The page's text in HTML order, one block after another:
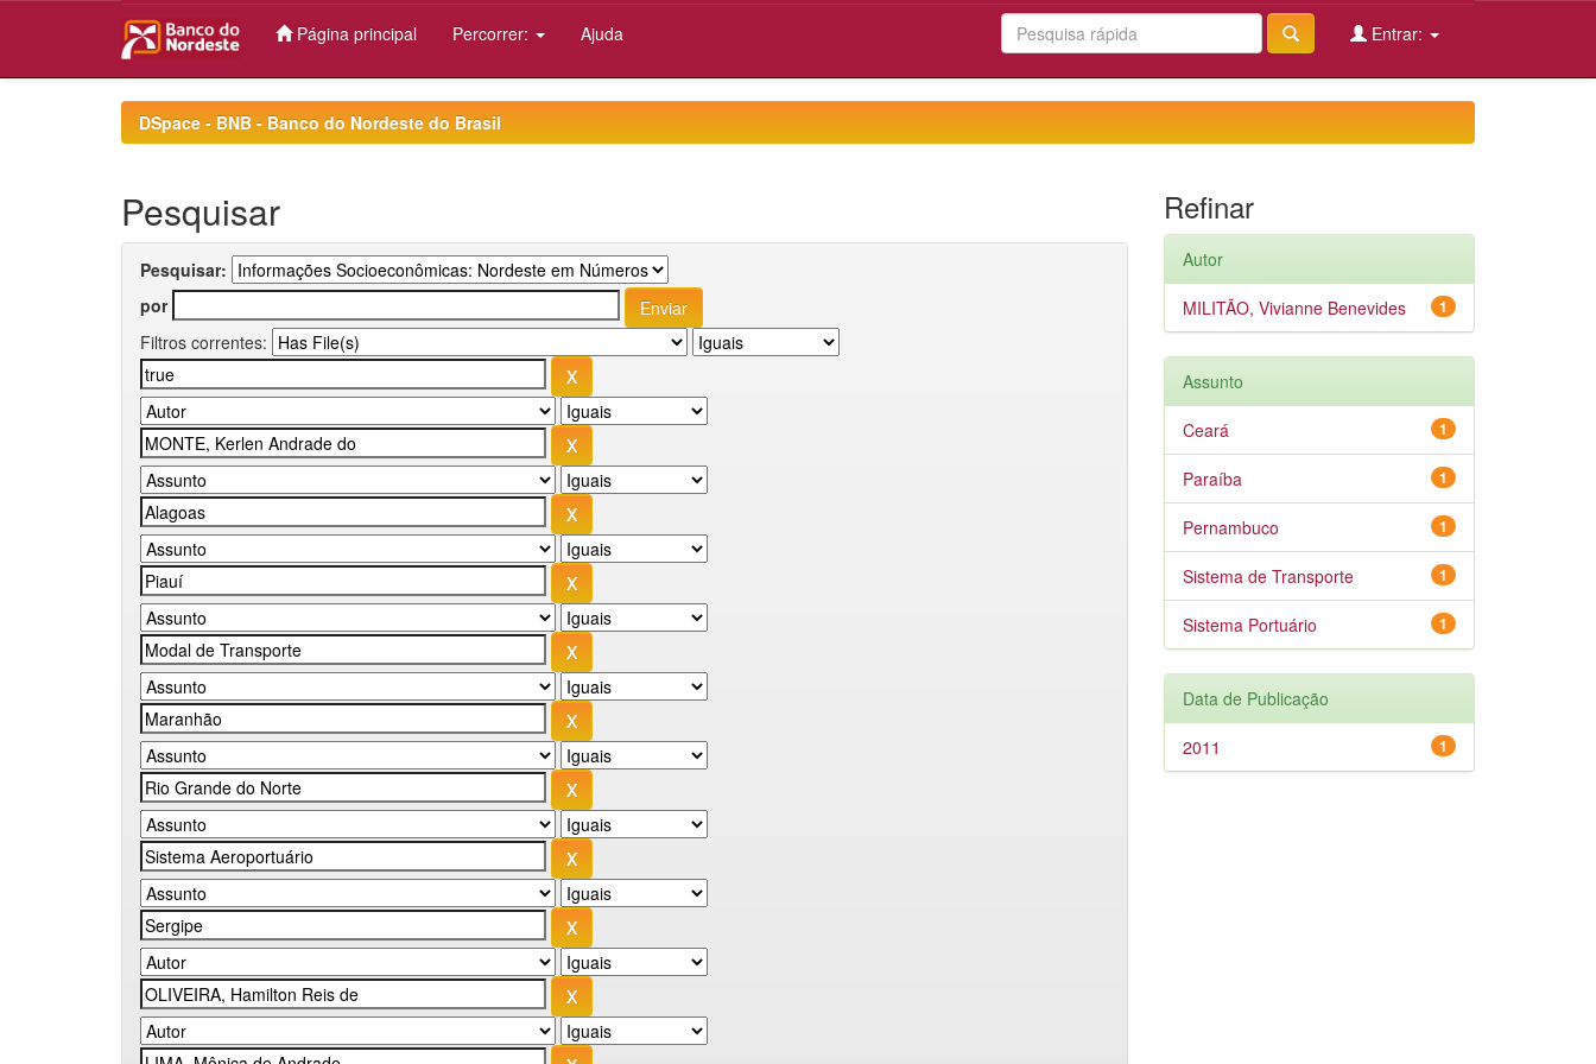
Página principal Percorrer: Ajuda Entrar:
DSpace - BNB - Banco do Nordeste do Brasil
Pesquisar
Pesquisar:
por
Filtros correntes:
Refinar
Autor
1
MILITÃO, Vivianne Benevides
Assunto
1
Ceará
1
Paraíba
1
Pernambuco
1
Sistema de Transporte
1
Sistema Portuário
Data de Publicação
1
2011